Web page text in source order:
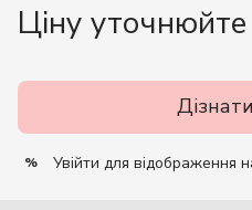
Ціну уточнюйте
% Увійти для відображення